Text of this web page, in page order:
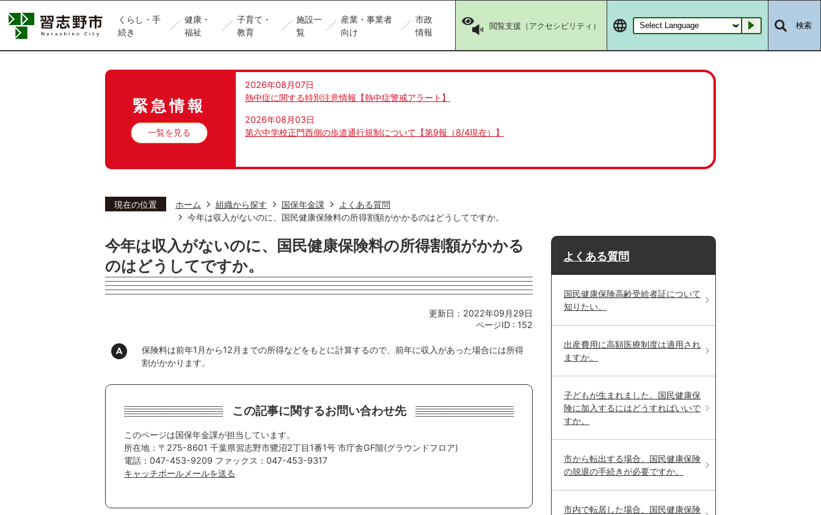
くらし・手
続き
健康・
福祉
子育て・
教育
施設一
覧
産業・事業者
向け
市政
情報
閲覧支援（アクセシビリティ） Go 検索
緊急情報
一覧を見る
2026年08月07日
熱中症に関する特別注意情報【熱中症警戒アラート】
2026年08月03日
第六中学校正門西側の歩道通行規制について【第9報（8/4現在）】
現在の位置 ホーム 組織から探す 国保年金課
よくある質問
今年は収入がないのに、国民健康保険料の所得割額がかかるのはどうしてですか。
今年は収入がないのに、国民健康保険料の所得割額がかかる
のはどうしてですか。
更新日：2022年09月29日
ページID : 152
保険料は前年1月から12月までの所得などをもとに計算するので、前年に収入があった場合には所得
割がかかります。
この記事に関するお問い合わせ先
このページは国保年金課が担当しています。
所在地：〒275-8601 千葉県習志野市鷺沼2丁目1番1号 市庁舎GF階(グラウンドフロア)
電話：047-453-9209 ファックス：047-453-9317
キャッチボールメールを送る
よくある質問
国民健康保険高齢受給者証について
知りたい。
出産費用に高額医療制度は適用され
ますか。
子どもが生まれました。国民健康保
険に加入するにはどうすればいいで
すか。
市から転出する場合、国民健康保険
の脱退の手続きが必要ですか。
市内で転居した場合、国民健康保険